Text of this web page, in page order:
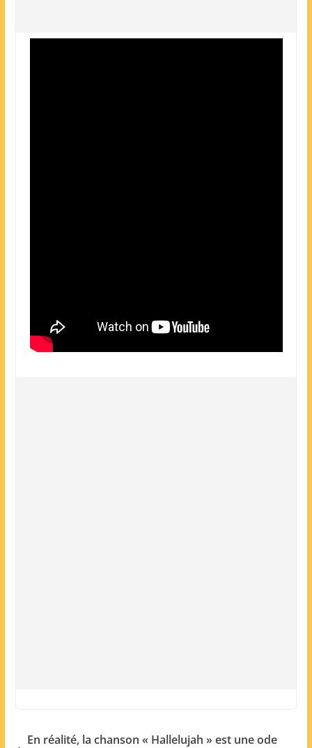
En réalité, la chanson « Hallelujah » est une ode